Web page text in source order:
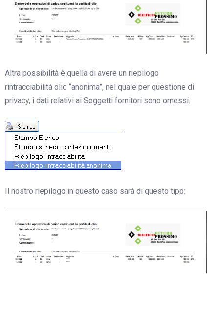
Altra possibilità è quella di avere un riepilogo
rintracciabilità olio “anonima”, nel quale per questione di
privacy, i dati relativi ai Soggetti fornitori sono omessi.
Il nostro riepilogo in questo caso sarà di questo tipo: